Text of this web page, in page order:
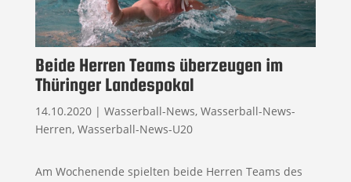
Beide Herren Teams überzeugen im
Thüringer Landespokal
14.10.2020| Wasserball-News, Wasserball-News-
Herren, Wasserball-News-U20
Am Wochenende spielten beide Herren Teams des